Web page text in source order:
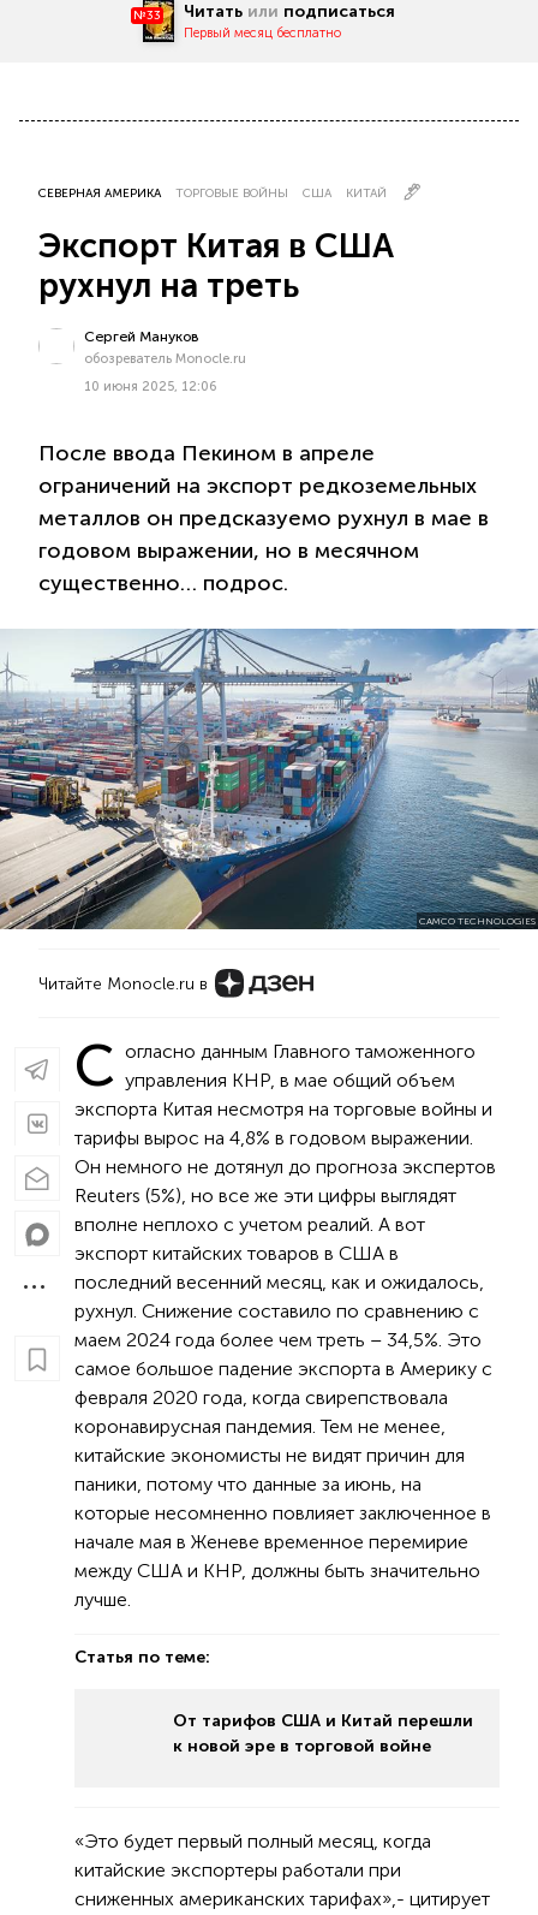
№33 Читать или подписаться
Первый месяц бесплатно
СЕВЕРНАЯ АМЕРИКА ТОРГОВЫЕ ВОЙНЫ США КИТАЙ
Экспорт Китая в США
рухнул на треть
Сергей Мануков
обозреватель Monocle.ru
10 июня 2025, 12:06
После ввода Пекином в апреле
ограничений на экспорт редкоземельных
металлов он предсказуемо рухнул в мае в
годовом выражении, но в месячном
существенно… подрос.
CAMCO TECHNOLOGIES
Читайте Monocle.ru в
С огласно данным Главного таможенного
управления КНР, в мае общий объем
экспорта Китая несмотря на торговые войны и
тарифы вырос на 4,8% в годовом выражении.
Он немного не дотянул до прогноза экспертов
Reuters (5%), но все же эти цифры выглядят
вполне неплохо с учетом реалий. А вот
экспорт китайских товаров в США в
последний весенний месяц, как и ожидалось,
рухнул. Снижение составило по сравнению с
маем 2024 года более чем треть – 34,5%. Это
самое большое падение экспорта в Америку с
февраля 2020 года, когда свирепствовала
коронавирусная пандемия. Тем не менее,
китайские экономисты не видят причин для
паники, потому что данные за июнь, на
которые несомненно повлияет заключенное в
начале мая в Женеве временное перемирие
между США и КНР, должны быть значительно
лучше.
Статья по теме:
От тарифов США и Китай перешли
к новой эре в торговой войне
«Это будет первый полный месяц, когда
китайские экспортеры работали при
сниженных американских тарифах»,- цитирует